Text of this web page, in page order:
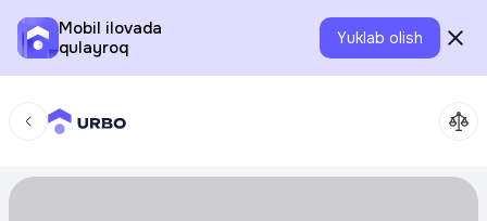
Mobil ilovada
qulayroq
Yuklab olish